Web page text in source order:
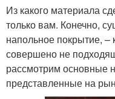
Из какого материала
только вам. Конечно,
напольное покрытие, –
совершено не
рассмотрим основные
представленные на